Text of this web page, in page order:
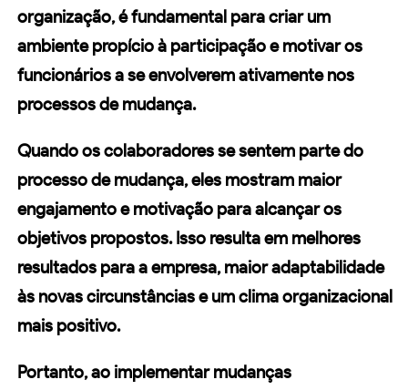
organização, é fundamental para criar um
ambiente propício à participaçãoe motivar os
funcionários a se envolverem ativamente nos
processos de mudança.
Quando os colaboradores se sentem parte do
processo de mudança, eles mostram maior
engajamentoemotivação para alcançar os
objetivos propostos. Isso resulta em melhores
resultados para a empresa, maior adaptabilidade
às novas circunstâncias e um clima organizacional
mais positivo.
Portanto, ao implementarmudanças